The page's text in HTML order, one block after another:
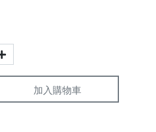
加入購物車